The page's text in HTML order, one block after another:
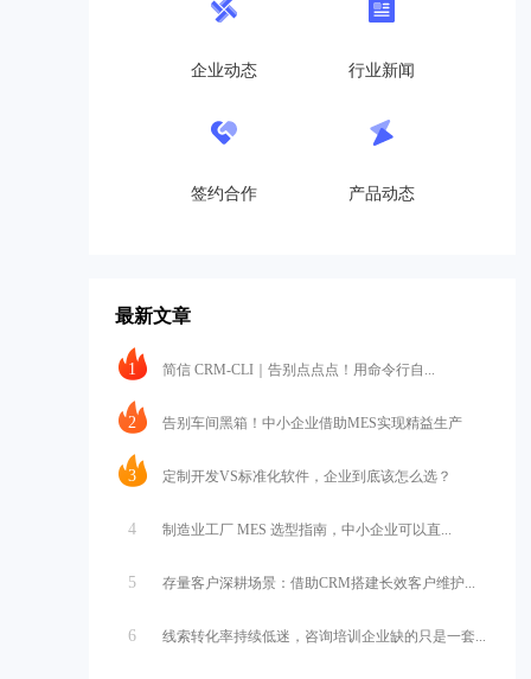
企业动态 行业新闻
签约合作 产品动态
最新文章
1 简信 CRM-CLI｜告别点点点！用命令行自...
2 告别车间黑箱！中小企业借助MES实现精益生产
3 定制开发VS标准化软件，企业到底该怎么选？
4 制造业工厂 MES 选型指南，中小企业可以直...
5 存量客户深耕场景：借助CRM搭建长效客户维护...
6 线索转化率持续低迷，咨询培训企业缺的只是一套...